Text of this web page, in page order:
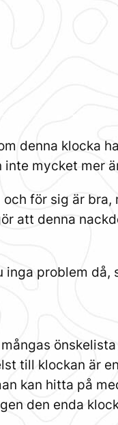
denna klocka
mycket mer
för sig är
att denna
problem då,
till klockan är
kan hitta på
den enda